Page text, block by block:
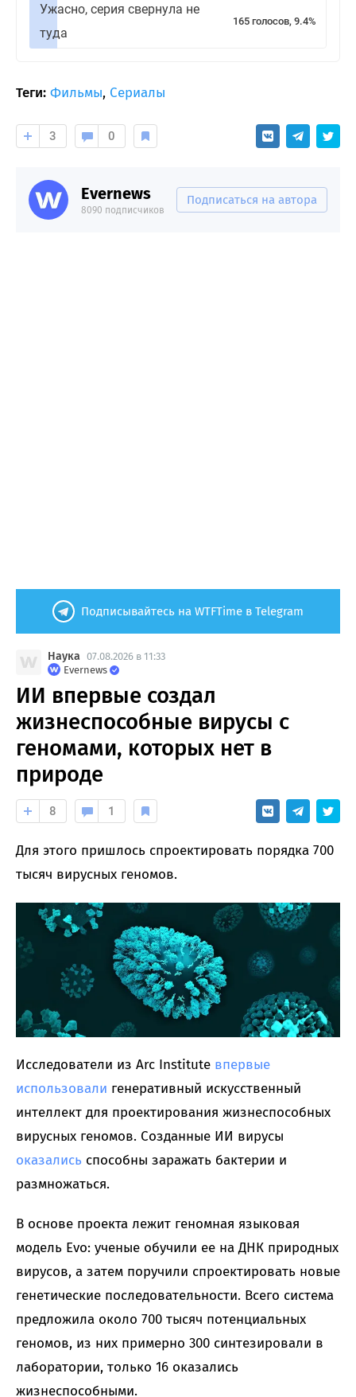
Ужасно, серия свернула не
туда
165 голосов, 9.4%
Теги: Фильмы, Сериалы
3 0
Evernews
8090 подписчиков
Подписаться на автора
Подписывайтесь на WTFTime в Telegram
Наука 07.08.2026 в 11:33
Evernews
ИИ впервые создал
жизнеспособные вирусы с
геномами, которых нет в
природе
8 1
Для этого пришлось спроектировать порядка 700
тысяч вирусных геномов.
Исследователи из Arc Institute впервые
использовали генеративный искусственный
интеллект для проектирования жизнеспособных
вирусных геномов. Созданные ИИ вирусы
оказались способны заражать бактерии и
размножаться.
В основе проекта лежит геномная языковая
модель Evo: ученые обучили ее на ДНК природных
вирусов, а затем поручили спроектировать новые
генетические последовательности. Всего система
предложила около 700 тысяч потенциальных
геномов, из них примерно 300 синтезировали в
лаборатории, только 16 оказались
жизнеспособными.